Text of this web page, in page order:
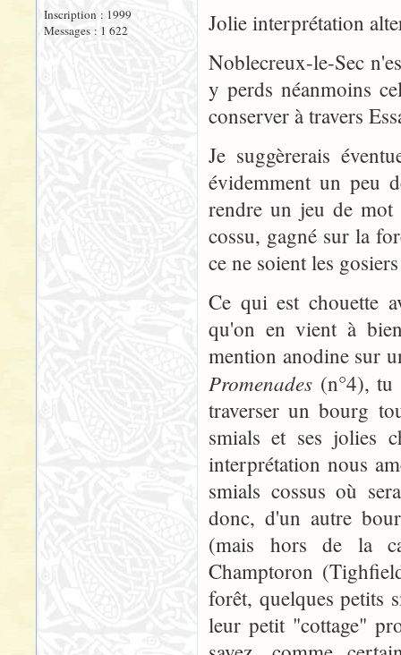
Inscription : 1999
Messages : 1 622
Jolie interprétation
Noblecreux-le-Sec
y perds néanmoins
conserver à travers
Je suggèrerais
évidemment un peu
rendre un jeu de
cossu, gagné sur la
ce ne soient les
Ce qui est chouette
qu'on en vient à
mention anodine sur
Promenades (n°4),
traverser un bourg
smials et ses jolies
interprétation nous
smials cossus où
donc, d'un autre
(mais hors de la
Champtoron
forêt, quelques petits
leur petit "cottage"